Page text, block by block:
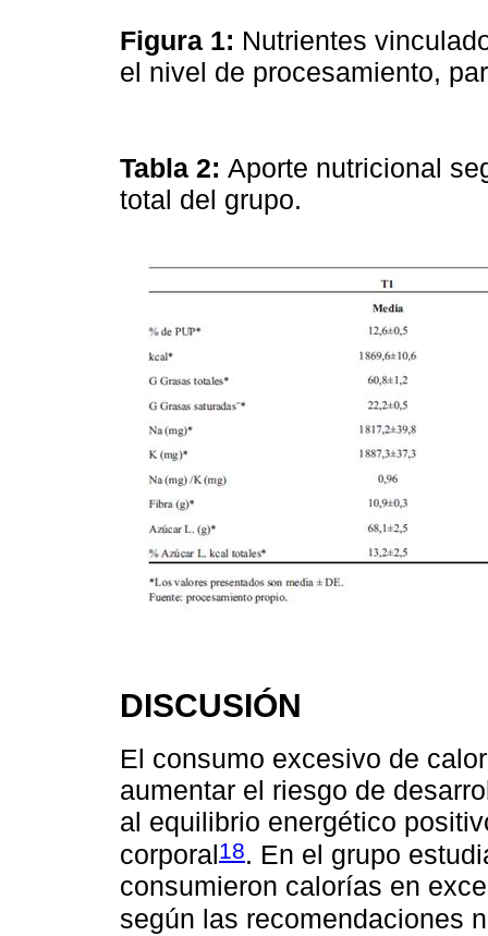
Figura 1: Nutrientes
el nivel de procesamiento,
Tabla 2: Aporte nutricional
total del grupo.
DISCUSIÓN
El consumo excesivo de
aumentar el riesgo de
al equilibrio energético
corporal18. En el grupo
consumieron calorías en
según las recomendaciones